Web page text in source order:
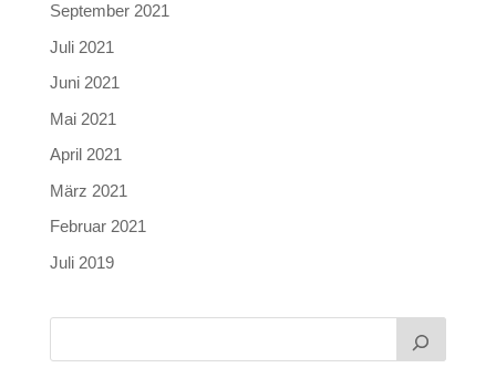
September 2021
Juli 2021
Juni 2021
Mai 2021
April 2021
März 2021
Februar 2021
Juli 2019